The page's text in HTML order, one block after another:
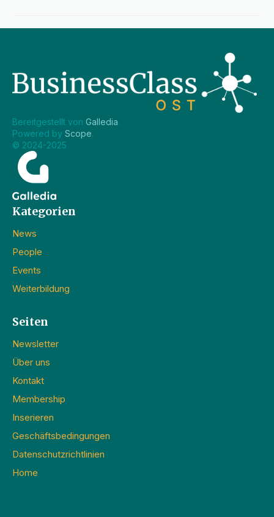
Bereitgestellt von Galledia.
Powered by Scope.
© 2024-2025
Kategorien
News
People
Events
Weiterbildung
Seiten
Newsletter
Über uns
Kontakt
Membership
Inserieren
Geschäftsbedingungen
Datenschutzrichtlinien
Home